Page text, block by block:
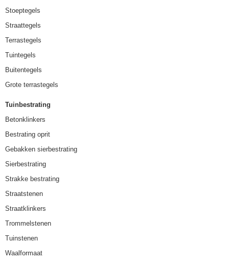
Stoeptegels
Straattegels
Terrastegels
Tuintegels
Buitentegels
Grote terrastegels
Tuinbestrating
Betonklinkers
Bestrating oprit
Gebakken sierbestrating
Sierbestrating
Strakke bestrating
Straatstenen
Straatklinkers
Trommelstenen
Tuinstenen
Waalformaat